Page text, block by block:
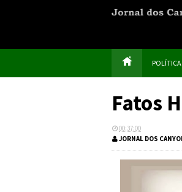
POLÍTICA
Fatos
00:37:00
JORNAL DOS